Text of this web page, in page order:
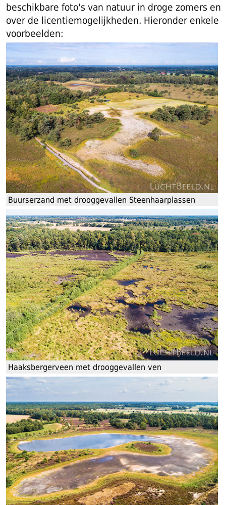
beschikbare foto's van natuur in droge zomers en
over de licentiemogelijkheden. Hieronder enkele
voorbeelden:
Buurserzand met drooggevallen Steenhaarplassen
Haaksbergerveen met drooggevallen ven